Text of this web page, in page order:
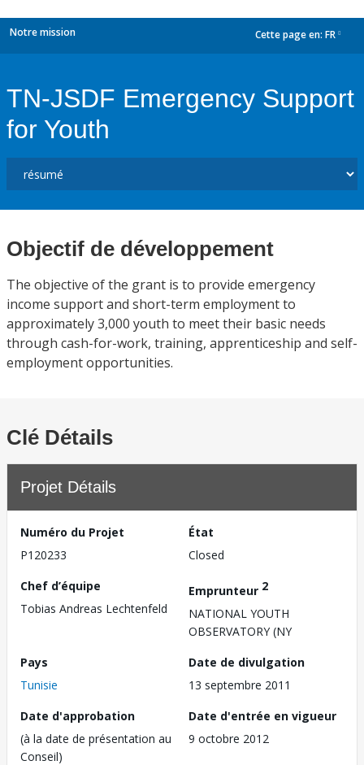
Notre mission Cette page en: FR
TN-JSDF Emergency Support
for Youth
Objectif de développement
The objective of the grant is to provide emergency
income support and short-term employment to
approximately 3,000 youth to meet their basic needs
through cash-for-work, training, apprenticeship and self-
employment opportunities.
Clé Détails
Projet Détails
Numéro du Projet
P120233
État
Closed
Chef d’équipe
Tobias Andreas Lechtenfeld
Emprunteur 2
NATIONAL YOUTH
OBSERVATORY (NY
Pays
Tunisie
Date de divulgation
13 septembre 2011
Date d'approbation
(à la date de présentation au
Conseil)
Date d'entrée en vigueur
9 octobre 2012